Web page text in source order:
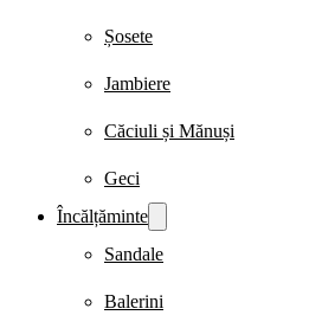
Șosete
Jambiere
Căciuli și Mănuși
Geci
Încălțăminte
Sandale
Balerini